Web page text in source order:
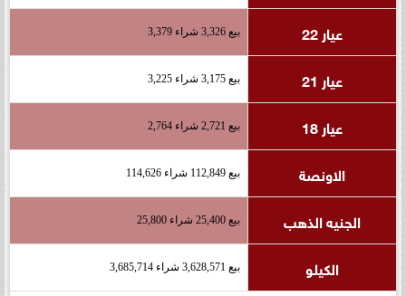
عيار 22 بيع 3,326 شراء 3,379
عيار 21 بيع 3,175 شراء 3,225
عيار 18 بيع 2,721 شراء 2,764
الاونصة بيع 112,849 شراء 114,626
الجنيه الذهب بيع 25,400 شراء 25,800
الكيلو بيع 3,628,571 شراء 3,685,714